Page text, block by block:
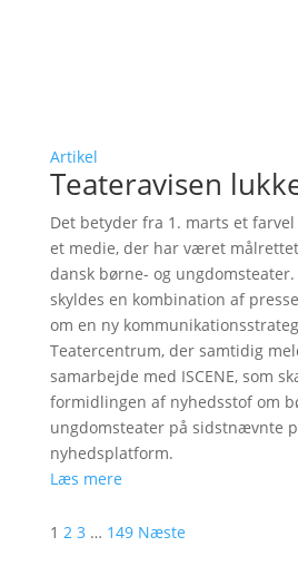
Artikel
Teateravisen
Det betyder fra 1. marts et
et medie, der har været
dansk børne- og
skyldes en kombination af
om en ny
Teatercentrum, der samtidig
samarbejde med ISCENE, som
formidlingen af nyhedsstof om
ungdomsteater på sidstnævnte
nyhedsplatform.
Læs mere
1 2 3 … 149 Næste